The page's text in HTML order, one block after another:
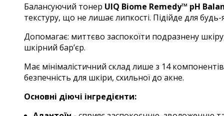
Балансуючий тонер UIQ Biome Remedy™ pH
текстуру, що не лишає липкості. Підійде для
Допомагає: миттєво заспокоїти подразнену
шкірний бар’єр.
Має мінімалістичний склад лише з 14
безпечність для шкіри, схильної до акне.
Основні діючі інгредієнти: